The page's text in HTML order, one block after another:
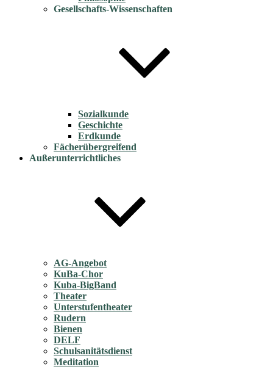
Gesellschafts-Wissenschaften
Sozialkunde
Geschichte
Erdkunde
Fächerübergreifend
Außerunterrichtliches
AG-Angebot
KuBa-Chor
Kuba-BigBand
Theater
Unterstufentheater
Rudern
Bienen
DELF
Schulsanitätsdienst
Meditation